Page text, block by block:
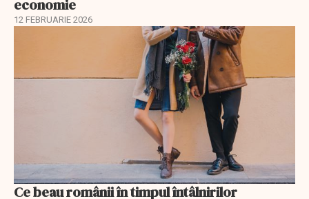
economie
12 FEBRUARIE 2026
Ce beau românii în timpul întâlnirilor